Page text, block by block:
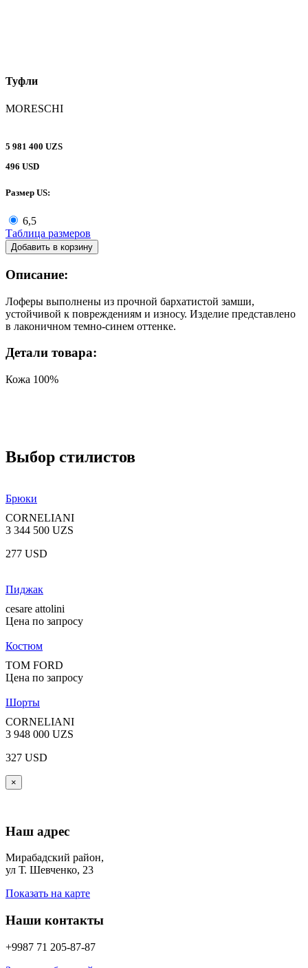
Туфли
MORESCHI
5 981 400 UZS
496 USD
Размер US:
6,5
Таблица размеров
Добавить в корзину
Описание:
Лоферы выполнены из прочной бархатистой замши,
устойчивой к повреждениям и износу. Изделие представлено
в лаконичном темно-синем оттенке.
Детали товара:
Кожа 100%
Выбор стилистов
Брюки
CORNELIANI
3 344 500 UZS
277 USD
Пиджак
cesare attolini
Цена по запросу
Костюм
TOM FORD
Цена по запросу
Шорты
CORNELIANI
3 948 000 UZS
327 USD
×
Наш адрес
Мирабадский район,
ул Т. Шевченко, 23
Показать на карте
Наши контакты
+9987 71 205-87-87